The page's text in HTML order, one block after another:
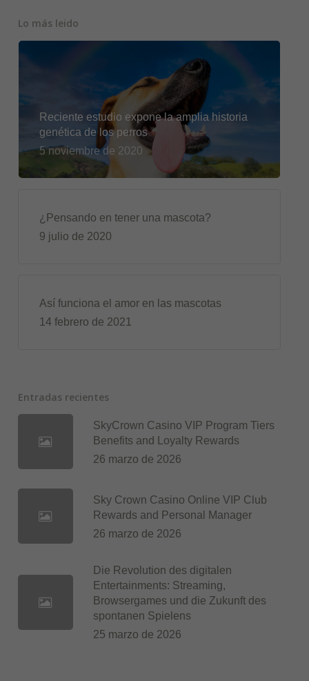
Lo más leido
Reciente estudio expone la amplia historia
genética de los perros
5 noviembre de 2020
¿Pensando en tener una mascota?
9 julio de 2020
Así funciona el amor en las mascotas
14 febrero de 2021
Entradas recientes
SkyCrown Casino VIP Program Tiers
Benefits and Loyalty Rewards
26 marzo de 2026
Sky Crown Casino Online VIP Club
Rewards and Personal Manager
26 marzo de 2026
Die Revolution des digitalen
Entertainments: Streaming,
Browsergames und die Zukunft des
spontanen Spielens
25 marzo de 2026